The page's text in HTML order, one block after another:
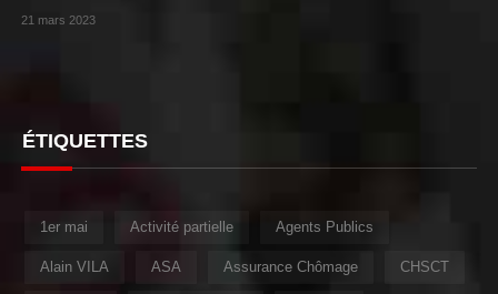
21 mars 2023
ÉTIQUETTES
1er mai Activité partielle Agents Publics
Alain VILA ASA Assurance Chômage CHSCT